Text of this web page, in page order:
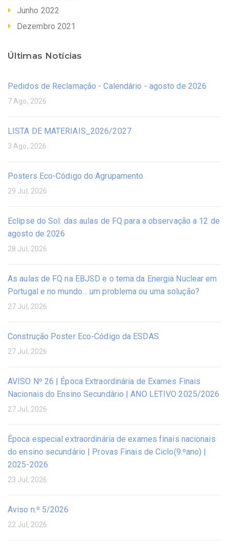
Junho 2022
Dezembro 2021
Últimas Notícias
Pedidos de Reclamação - Calendário - agosto de 2026
7 Ago, 2026
LISTA DE MATERIAIS_2026/2027
3 Ago, 2026
Posters Eco-Código do Agrupamento
29 Jul, 2026
Eclipse do Sol: das aulas de FQ para a observação a 12 de
agosto de 2026
28 Jul, 2026
As aulas de FQ na EBJSD e o tema da Energia Nuclear em
Portugal e no mundo… um problema ou uma solução?
27 Jul, 2026
Construção Poster Eco-Código da ESDAS
27 Jul, 2026
AVISO Nº 26 | Época Extraordinária de Exames Finais
Nacionais do Ensino Secundário | ANO LETIVO 2025/2026
27 Jul, 2026
Época especial extraordinária de exames finais nacionais
do ensino secundário | Provas Finais de Ciclo(9.ºano) |
2025-2026
23 Jul, 2026
Aviso n.º 5/2026
22 Jul, 2026